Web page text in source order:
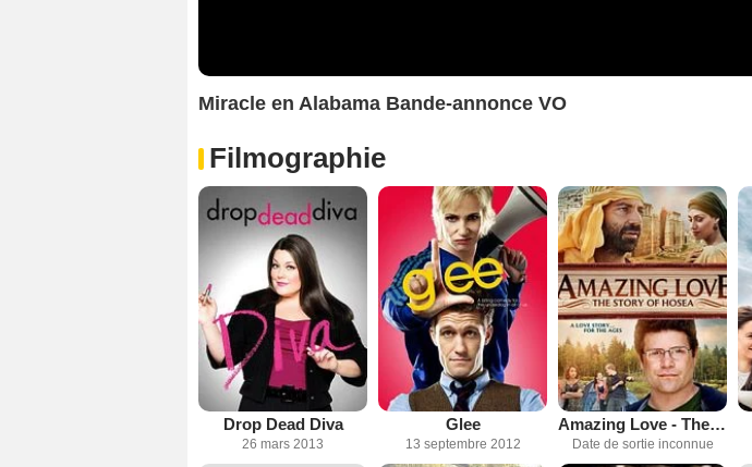
Miracle en Alabama Bande-annonce VO
Filmographie
Drop Dead Diva
26 mars 2013
Glee
13 septembre 2012
Amazing Love - The Story of Hosea
Date de sortie inconnue